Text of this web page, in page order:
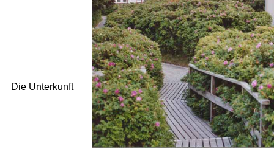
Die Unterkunft